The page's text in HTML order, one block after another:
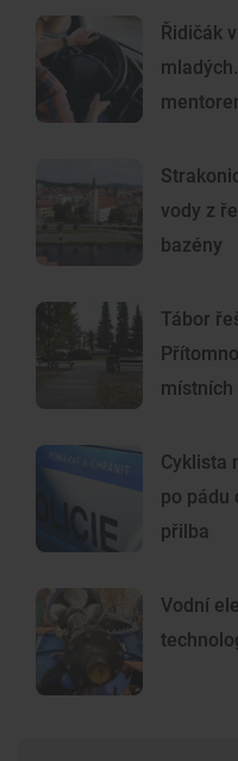
Řidičák
vody z
bazény
Tábor
místních
Cyklista
po pádu
přilba
Vodní